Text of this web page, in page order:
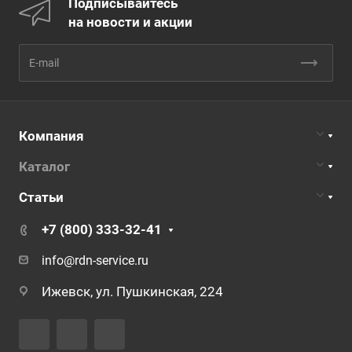
Подписывайтесь
на новости и акции
Компания
Каталог
Статьи
+7 (800) 333-32-41
info@rdn-service.ru
Ижевск, ул. Пушкинская, 224